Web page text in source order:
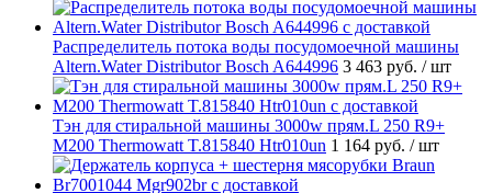
Распределитель потока воды посудомоечной машины
Altern.Water Distributor Bosch A644996 3 463 руб. / шт
Тэн для стиральной машины 3000w прям.L 250 R9+
M200 Thermowatt T.815840 Htr010un 1 164 руб. / шт